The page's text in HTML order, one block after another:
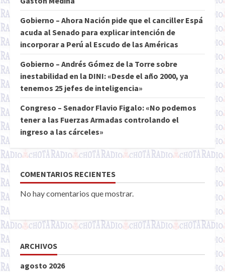
Gobierno – Ahora Nación pide que el canciller Espá
acuda al Senado para explicar intención de
incorporar a Perú al Escudo de las Américas
Gobierno – Andrés Gómez de la Torre sobre
inestabilidad en la DINI: «Desde el año 2000, ya
tenemos 25 jefes de inteligencia»
Congreso – Senador Flavio Figalo: «No podemos
tener a las Fuerzas Armadas controlando el
ingreso a las cárceles»
COMENTARIOS RECIENTES
No hay comentarios que mostrar.
ARCHIVOS
agosto 2026